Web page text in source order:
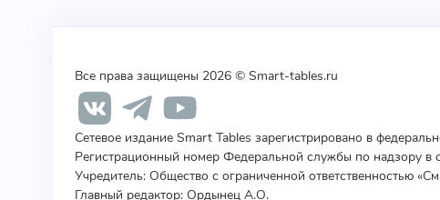
Все права защищены 2026 © Smart-tables.ru
Сетевое издание Smart Tables зарегистрировано в
Регистрационный номер Федеральной службы по надзору
Учредитель: Общество с ограниченной ответственностью
Главный редактор: Ордынец А.О.